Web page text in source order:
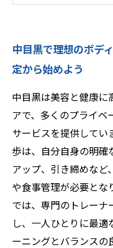
ツとは？成果を
忙しい日常でも
やすいボディメ
中目黒で評判の
たに合うジムはど
理想のボディメ
きたいポイント
中目黒で理想のボデ
定から始めよう
中目黒は美容と健康に
アで、多くのプライベ
サービスを提供してい
歩は、自分自身の明確
アップ、引き締めなど
や食事管理が必要とな
では、専門のトレーナ
し、一人ひとりに最
ーニングとバランスの